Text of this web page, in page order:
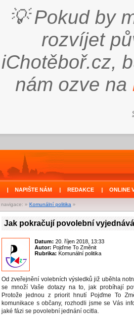
💡 Pokud by
rozvíjet
iChotěboř.cz,
nám ozve na
| NAPIŠTE NÁM | REDAKCE | ONLINE
navigace: » Komunální politika »
Jak pokračují povolební
Datum: 20. říjen 2018, 13:33
Autor: Pojďme To Změnit
Rubrika: Komunální politika
Od zveřejnění volebních výsledků již uběhla
se množí Vaše dotazy na to, jak probíhají
Protože jednou z priorit hnutí Pojďme To
komunikace s občany, rozhodli jsme se Vás
jaké fázi se povolební jednání ocitla.